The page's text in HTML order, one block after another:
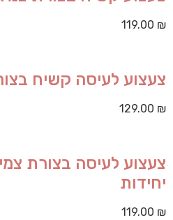
119.00 ₪
צעצוע לעיסה קשיח בצורת
129.00 ₪
יחידות
119.00 ₪